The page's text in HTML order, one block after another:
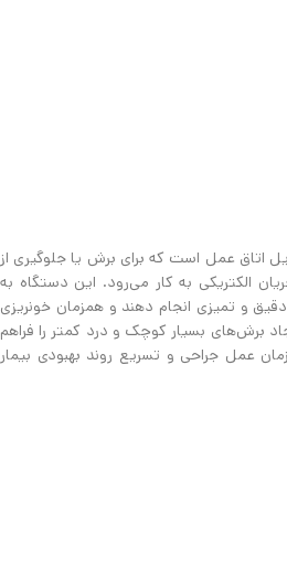
اتاق عمل است که برای برش یا جلوگیری از
الکتریکی به کار می‌رود. این دستگاه به
و تمیزی انجام دهند و همزمان خونریزی
برش‌های بسیار کوچک و درد کمتر را فراهم
عمل جراحی و تسریع روند بهبودی بیمار